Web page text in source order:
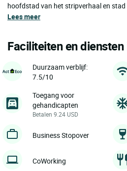
hoofdstad van het stripverhaal en
Lees meer
Faciliteiten en
Duurzaam verblijf:
7.5/10
Toegang voor
gehandicapten
Betalen 9.24 USD
Business Stopover
CoWorking